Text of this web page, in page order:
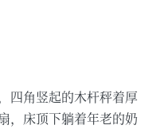
四角竖起的木杆秤着厚
，床顶下躺着年老的奶